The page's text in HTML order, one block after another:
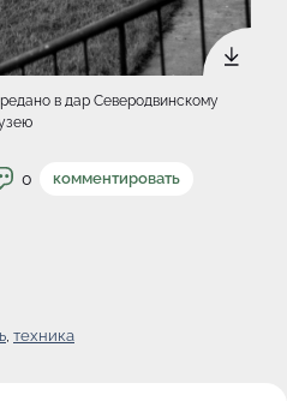
в дар Северодвинскому
0 комментировать
, техника